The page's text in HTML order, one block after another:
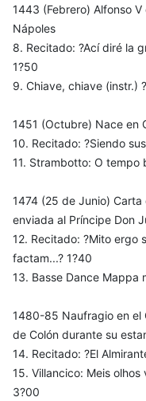
1443 (Febrero) Alfonso
Nápoles
8. Recitado: ?Ací diré la
1?50
9. Chiave, chiave (instr.)
1451 (Octubre) Nace en
10. Recitado: ?Siendo
11. Strambotto: O tempo
1474 (25 de Junio)
enviada al Príncipe Don
12. Recitado: ?Mito ergo
factam...? 1?40
13. Basse Dance Mappa
1480-85 Naufragio en el
de Colón durante su
14. Recitado: ?El
15. Villancico: Meis
3?00